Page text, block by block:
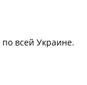
по всей Украине.